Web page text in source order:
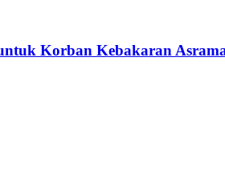
Korban Kebakaran